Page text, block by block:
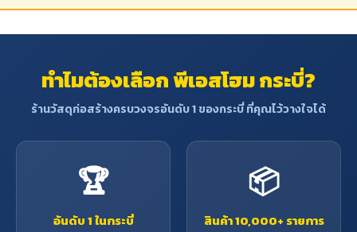
ทำไมต้องเลือก พีเอสโฮม กระบี่?
ร้านวัสดุก่อสร้างครบวงจรอันดับ 1 ของกระบี่ ที่คุณไว้วางใจได้
🏆
อันดับ 1 ในกระบี่
📦
สินค้า 10,000+ รายการ